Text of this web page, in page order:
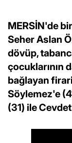
MERSİN'de
Seher Aslan
dövüp,
çocuklarının
bağlayan
Söylemez'e
(31) ile